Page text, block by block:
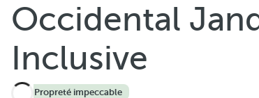
Ajouter aux favoris
Occidental
Inclusive
Propreté impeccable